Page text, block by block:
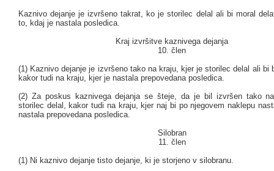
Kaznivo dejanje je izvršeno takrat, ko je storilec delal ali bi moral
to, kdaj je nastala posledica.
Kraj izvršitve kaznivega dejanja
10. člen
(1) Kaznivo dejanje je izvršeno tako na kraju, kjer je storilec delal ali bi
kakor tudi na kraju, kjer je nastala prepovedana posledica.
(2) Za poskus kaznivega dejanja se šteje, da je bil izvršen tako
storilec delal, kakor tudi na kraju, kjer naj bi po njegovem naklepu
nastala prepovedana posledica.
Silobran
11. člen
(1) Ni kaznivo dejanje tisto dejanje, ki je storjeno v silobranu.